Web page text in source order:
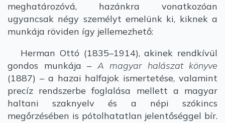
meghatározóvá, hazánkra vonatkozóan
ugyancsak négy személyt emelünk ki, kiknek a
munkája röviden így jellemezhető:
Herman Ottó (1835–1914), akinek rendkívül
gondos munkája – A magyar halászat könyve
(1887) – a hazai halfajok ismertetése, valamint
precíz rendszerbe foglalása mellett a magyar
haltani szaknyelv és a népi szókincs
megőrzésében is pótolhatatlan jelentőséggel bír.